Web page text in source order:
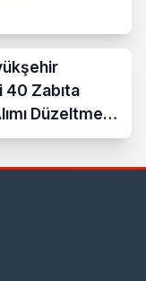
40 Zabıta
Düzeltme